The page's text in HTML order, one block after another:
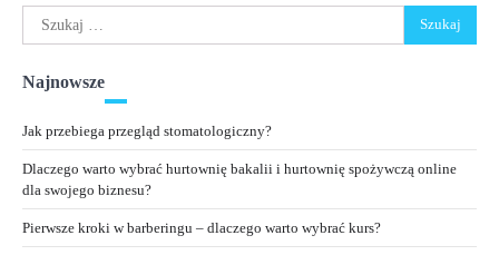
Szukaj:
Najnowsze
Jak przebiega przegląd stomatologiczny?
Dlaczego warto wybrać hurtownię bakalii i hurtownię spożywczą online
dla swojego biznesu?
Pierwsze kroki w barberingu – dlaczego warto wybrać kurs?